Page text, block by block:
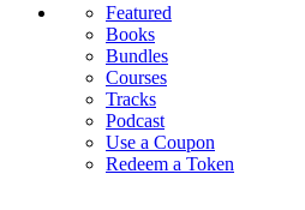
Featured
Books
Bundles
Courses
Tracks
Podcast
Use a Coupon
Redeem a Token